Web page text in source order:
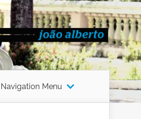
Navigation Menu